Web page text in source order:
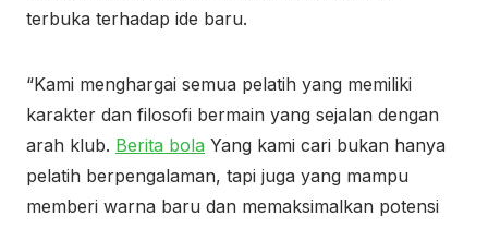
terbuka terhadap ide baru.
“Kami menghargai semua pelatih yang memiliki
karakter dan filosofi bermain yang sejalan dengan
arah klub. Berita bola Yang kami cari bukan hanya
pelatih berpengalaman, tapi juga yang mampu
memberi warna baru dan memaksimalkan potensi